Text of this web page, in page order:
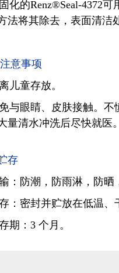
化的Renz®Seal-4372
法将其除去，表面清洁
意事项
儿童存放。
与眼睛、皮肤接触。不
量清水冲洗后尽快就医。
存
：防潮，防雨淋，防晒
：密封并贮放在低温、
期：3 个月。